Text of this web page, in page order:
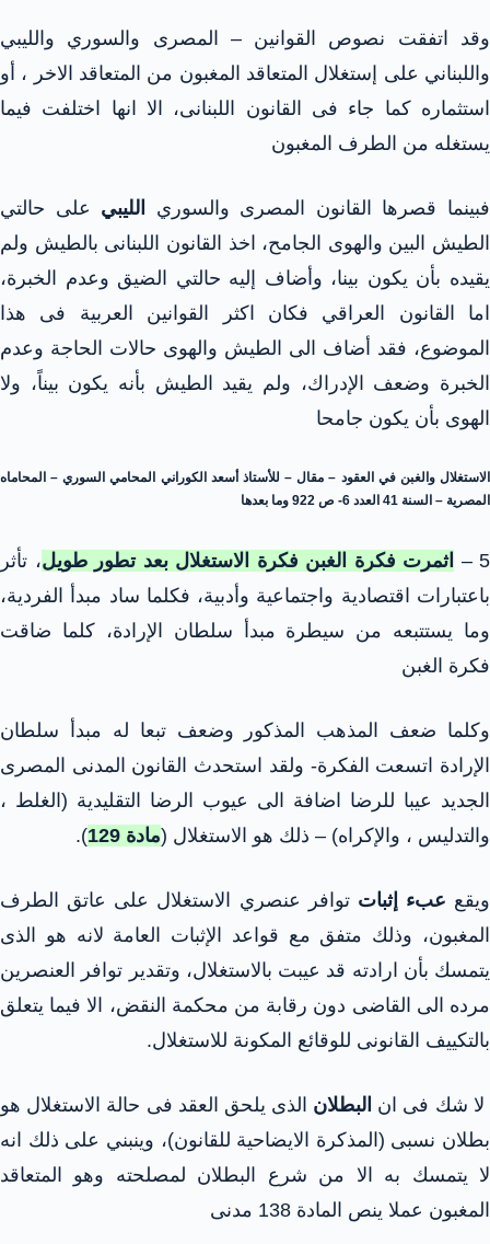
وقد اتفقت نصوص القوانين – المصرى والسوري والليبي
واللبناني على إستغلال المتعاقد المغبون من المتعاقد الاخر ، أو
استثماره كما جاء فى القانون اللبنانى، الا انها اختلفت فيما
يستغله من الطرف المغبون
فبينما قصرها القانون المصرى والسوري الليبي على حالتي
الطيش البين والهوى الجامح، اخذ القانون اللبنانى بالطيش ولم
يقيده بأن يكون بينا، وأضاف إليه حالتي الضيق وعدم الخبرة،
اما القانون العراقي فكان اكثر القوانين العربية فى هذا
الموضوع، فقد أضاف الى الطيش والهوى حالات الحاجة وعدم
الخبرة وضعف الإدراك، ولم يقيد الطيش بأنه يكون بيناً، ولا
الهوى بأن يكون جامحا
الاستغلال والغبن في العقود – مقال – للأستاذ أسعد الكوراني المحامي السوري – المحاماه
المصرية – السنة 41 العدد 6- ص 922 وما بعدها
5 – اثمرت فكرة الغبن فكرة الاستغلال بعد تطور طويل، تأثر
باعتبارات اقتصادية واجتماعية وأدبية، فكلما ساد مبدأ الفردية،
وما يستتبعه من سيطرة مبدأ سلطان الإرادة، كلما ضاقت
فكرة الغبن
وكلما ضعف المذهب المذكور وضعف تبعا له مبدأ سلطان
الإرادة اتسعت الفكرة- ولقد استحدث القانون المدنى المصرى
الجديد عيبا للرضا اضافة الى عيوب الرضا التقليدية (الغلط ،
والتدليس ، والإكراه) – ذلك هو الاستغلال (مادة 129 ).
ويقع عبء إثبات توافر عنصري الاستغلال على عاتق الطرف
المغبون، وذلك متفق مع قواعد الإثبات العامة لانه هو الذى
يتمسك بأن ارادته قد عيبت بالاستغلال، وتقدير توافر العنصرين
مرده الى القاضى دون رقابة من محكمة النقض، الا فيما يتعلق
بالتكييف القانونى للوقائع المكونة للاستغلال.
لا شك فى ان البطلان الذى يلحق العقد فى حالة الاستغلال هو
بطلان نسبى (المذكرة الايضاحية للقانون)، وينبني على ذلك انه
لا يتمسك به الا من شرع البطلان لمصلحته وهو المتعاقد
المغبون عملا ينص المادة 138 مدنى